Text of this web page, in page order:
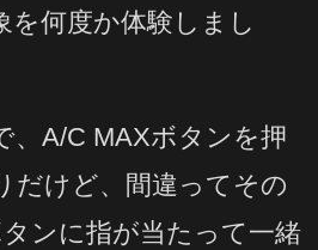
を何度か体験しまし
、A/C MAXボタンを押
だけど、間違ってその
ンに指が当たって一緒